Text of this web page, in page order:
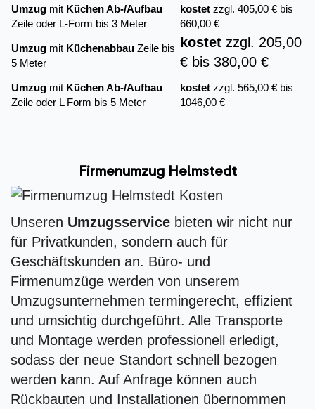
Umzug mit Küchen Ab-/Aufbau
Zeile oder L-Form bis 3 Meter
kostet zzgl. 405,00 € bis
660,00 €
Umzug mit Küchenabbau Zeile bis
5 Meter
kostet zzgl. 205,00
€ bis 380,00 €
Umzug mit Küchen Ab-/Aufbau
Zeile oder L Form bis 5 Meter
kostet zzgl. 565,00 € bis
1046,00 €
Firmenumzug Helmstedt
Unseren Umzugsservice bieten wir nicht nur
für Privatkunden, sondern auch für
Geschäftskunden an. Büro- und
Firmenumzüge werden von unserem
Umzugsunternehmen termingerecht, effizient
und umsichtig durchgeführt. Alle Transporte
und Montage werden professionell erledigt,
sodass der neue Standort schnell bezogen
werden kann. Auf Anfrage können auch
Rückbauten und Installationen übernommen